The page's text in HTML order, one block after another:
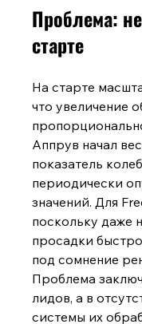
Проблема:
старте
На старте
что увеличение
Аппрув начал
показатель
периодически
значений. Для
поскольку даже
просадки
под сомнение
Проблема
лидов, а в
системы их